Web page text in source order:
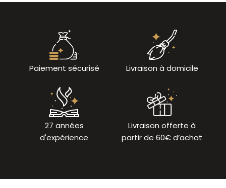
Paiement sécurisé Livraison à domicile
27 années
d'expérience
Livraison offerte à
partir de 60€ d’achat